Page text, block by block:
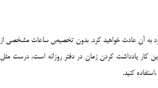
به آن عادت خواهيد كرد. بدون تخصيص ساعات مشخصي از
يادداشت كردن زمان در دفتر روزانه است، درست مثل
كنيد.